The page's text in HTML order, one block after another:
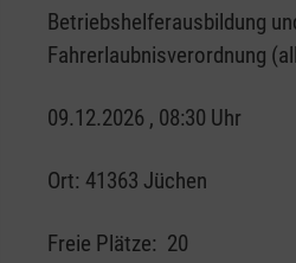
Betriebshelferausbildung
Fahrerlaubnisverordnung
09.12.2026 , 08:30 Uhr
Ort: 41363 Jüchen
Freie Plätze: 20